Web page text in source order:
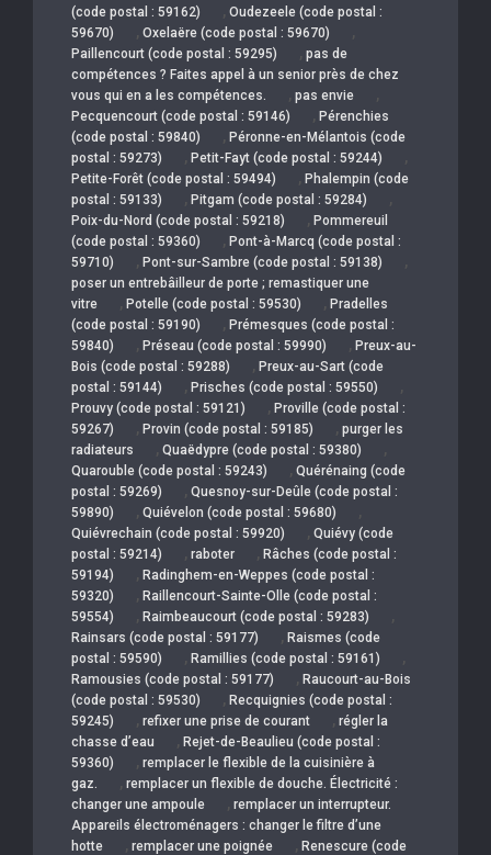
(code postal : 59162)
, Oudezeele (code postal :
59670)
, Oxelaëre (code postal : 59670) ,
Paillencourt (code postal : 59295) , pas de
compétences ? Faites appel à un senior près de chez
vous qui en a les compétences.
, pas envie ,
Pecquencourt (code postal : 59146) , Pérenchies
(code postal : 59840)
, Péronne-en-Mélantois (code
postal : 59273)
, Petit-Fayt (code postal : 59244) ,
Petite-Forêt (code postal : 59494) , Phalempin (code
postal : 59133)
, Pitgam (code postal : 59284) ,
Poix-du-Nord (code postal : 59218) , Pommereuil
(code postal : 59360)
, Pont-à-Marcq (code postal :
59710)
, Pont-sur-Sambre (code postal : 59138) ,
poser un entrebâilleur de porte ; remastiquer une
vitre
, Potelle (code postal : 59530) , Pradelles
(code postal : 59190)
, Prémesques (code postal :
59840)
, Préseau (code postal : 59990) , Preux-au-
Bois (code postal : 59288)
, Preux-au-Sart (code
postal : 59144)
, Prisches (code postal : 59550) ,
Prouvy (code postal : 59121) , Proville (code postal :
59267)
, Provin (code postal : 59185) , purger les
radiateurs
, Quaëdypre (code postal : 59380) ,
Quarouble (code postal : 59243) , Quérénaing (code
postal : 59269)
, Quesnoy-sur-Deûle (code postal :
59890)
, Quiévelon (code postal : 59680) ,
Quiévrechain (code postal : 59920) , Quiévy (code
postal : 59214)
, raboter , Râches (code postal :
59194)
, Radinghem-en-Weppes (code postal :
59320)
, Raillencourt-Sainte-Olle (code postal :
59554)
, Raimbeaucourt (code postal : 59283) ,
Rainsars (code postal : 59177) , Raismes (code
postal : 59590)
, Ramillies (code postal : 59161) ,
Ramousies (code postal : 59177) , Raucourt-au-Bois
(code postal : 59530)
, Recquignies (code postal :
59245)
, refixer une prise de courant , régler la
chasse d’eau
, Rejet-de-Beaulieu (code postal :
59360)
, remplacer le flexible de la cuisinière à
gaz.
, remplacer un flexible de douche. Électricité :
changer une ampoule
, remplacer un interrupteur.
Appareils électroménagers : changer le filtre d’une
hotte
, remplacer une poignée , Renescure (code